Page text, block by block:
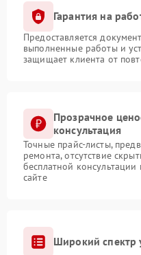
Гарантия на
Предоставляется
выполненные работы и
защищает клиента от
Прозрачное
консультация
Точные прайс-листы,
ремонта, отсутствие
бесплатной
сайте
Широкий спектр